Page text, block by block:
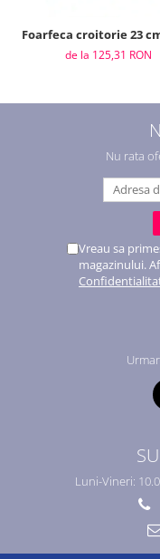
Foarfeca croitorie 23
de la 125,31 RON
Nu rata
Vreau sa
magazinului.
Luni-Vineri: